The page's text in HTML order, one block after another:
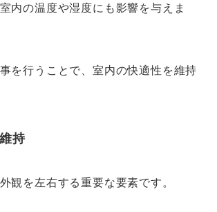
内の温度や湿度にも影響を与えま
を行うことで、室内の快適性を維持
持
観を左右する重要な要素です。